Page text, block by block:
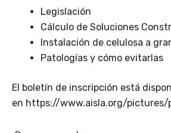
Legislación
Cálculo de Soluciones
Instalación de celulosa a
Patologías y cómo evitarlas
El boletín de inscripción está
en https://www.aisla.org/pictures/